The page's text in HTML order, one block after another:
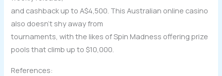
and cashback up to A$4,500. This Australian online casino
also doesn’t shy away from
tournaments, with the likes of Spin Madness offering prize
pools that climb up to $10,000.
References: